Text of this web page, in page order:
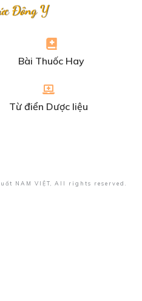
Đông Y
Bài Thuốc Hay
Từ điển Dược liệu
NAM VIỆT , All rights reserved.